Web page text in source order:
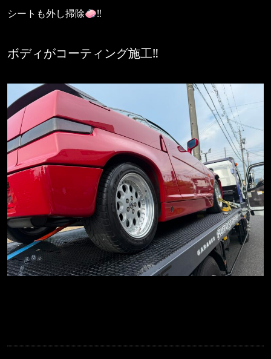
シートも外し掃除🧼‼️
ボディがコーティング施工‼️